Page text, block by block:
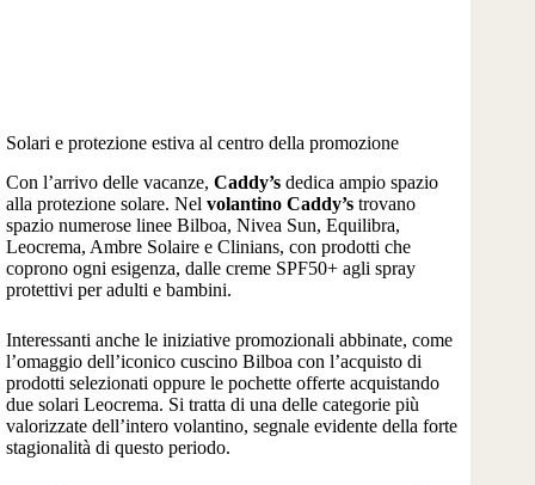
Solari e protezione estiva al centro della promozione
Con l’arrivo delle vacanze, Caddy’s dedica ampio spazio
alla protezione solare. Nel volantino Caddy’s trovano
spazio numerose linee Bilboa, Nivea Sun, Equilibra,
Leocrema, Ambre Solaire e Clinians, con prodotti che
coprono ogni esigenza, dalle creme SPF50+ agli spray
protettivi per adulti e bambini.
Interessanti anche le iniziative promozionali abbinate, come
l’omaggio dell’iconico cuscino Bilboa con l’acquisto di
prodotti selezionati oppure le pochette offerte acquistando
due solari Leocrema. Si tratta di una delle categorie più
valorizzate dell’intero volantino, segnale evidente della forte
stagionalità di questo periodo.